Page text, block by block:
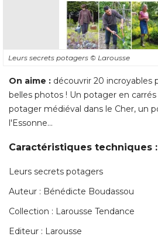
Leurs secrets potagers © Larousse
On aime : découvrir 20 incroyables
belles photos ! Un potager en carrés
potager médiéval dans le Cher, un
l'Essonne...
Caractéristiques techniques :
Leurs secrets potagers
Auteur : Bénédicte Boudassou
Collection : Larousse Tendance
Editeur : Larousse